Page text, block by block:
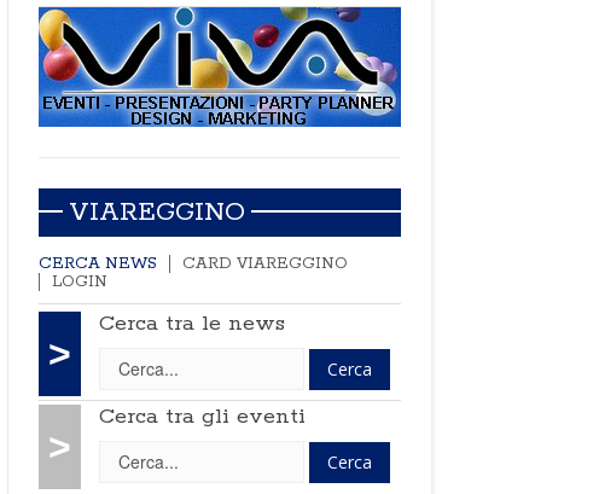
VIAREGGINO
CERCA NEWS
CARD VIAREGGINO
LOGIN
>
Cerca tra le news
>
Cerca tra gli eventi